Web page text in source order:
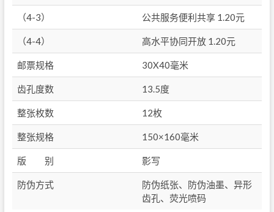
（4-3） 公共服务便利共享 1.20元
（4-4） 高水平协同开放 1.20元
邮票规格 30X40毫米
齿孔度数 13.5度
整张枚数 12枚
整张规格 150×160毫米
版 别 影写
防伪方式
防伪纸张、防伪油墨、异形
齿孔、荧光喷码